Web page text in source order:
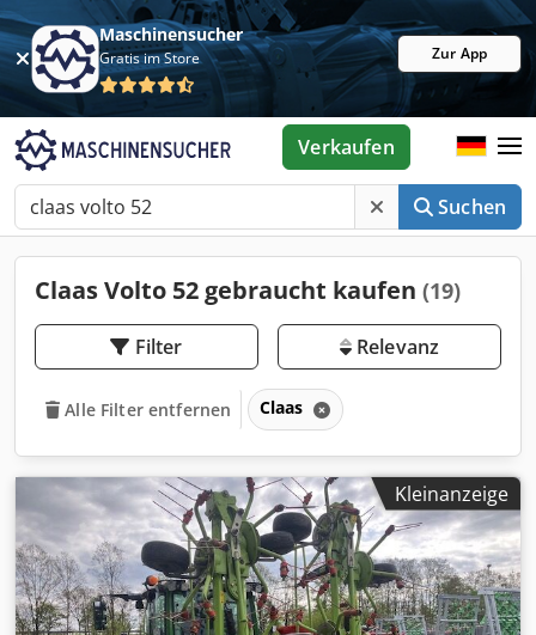
Maschinensucher
Gratis im Store Zur App
Suchen
Verkaufen
Claas Volto 52 gebraucht kaufen (19)
Filter Relevanz
Alle Filter entfernen Claas
Kleinanzeige